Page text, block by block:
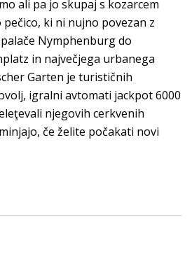
ali pa jo skupaj s kozarcem
ki ni nujno povezan z
Nymphenburg do
in največjega urbanega
Garten je turističnih
igralni avtomati jackpot 6000
njegovih cerkvenih
če želite počakati novi